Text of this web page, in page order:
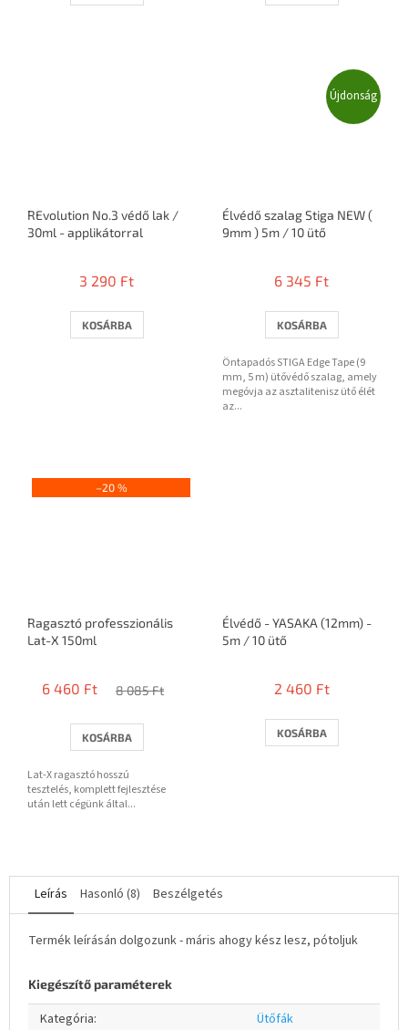
REvolution No.3 védő lak /
30ml - applikátorral
3 290 Ft
KOSÁRBA
Újdonság
Élvédő szalag Stiga NEW (
9mm ) 5m / 10 ütő
6 345 Ft
KOSÁRBA
Öntapadós STIGA Edge Tape (9
mm, 5 m) ütővédő szalag, amely
megóvja az asztalitenisz ütő élét
az...
–20 %
Ragasztó professzionális
Lat-X 150ml
6 460 Ft 8 085 Ft
KOSÁRBA
Lat-X ragasztó hosszú
tesztelés, komplett fejlesztése
után lett cégünk által...
Élvédő - YASAKA (12mm) -
5m / 10 ütő
2 460 Ft
KOSÁRBA
Leírás Hasonló (8) Beszélgetés
Termék leírásán dolgozunk - máris ahogy kész lesz, pótoljuk
Kiegészítő paraméterek
Kategória:
Ütőfák